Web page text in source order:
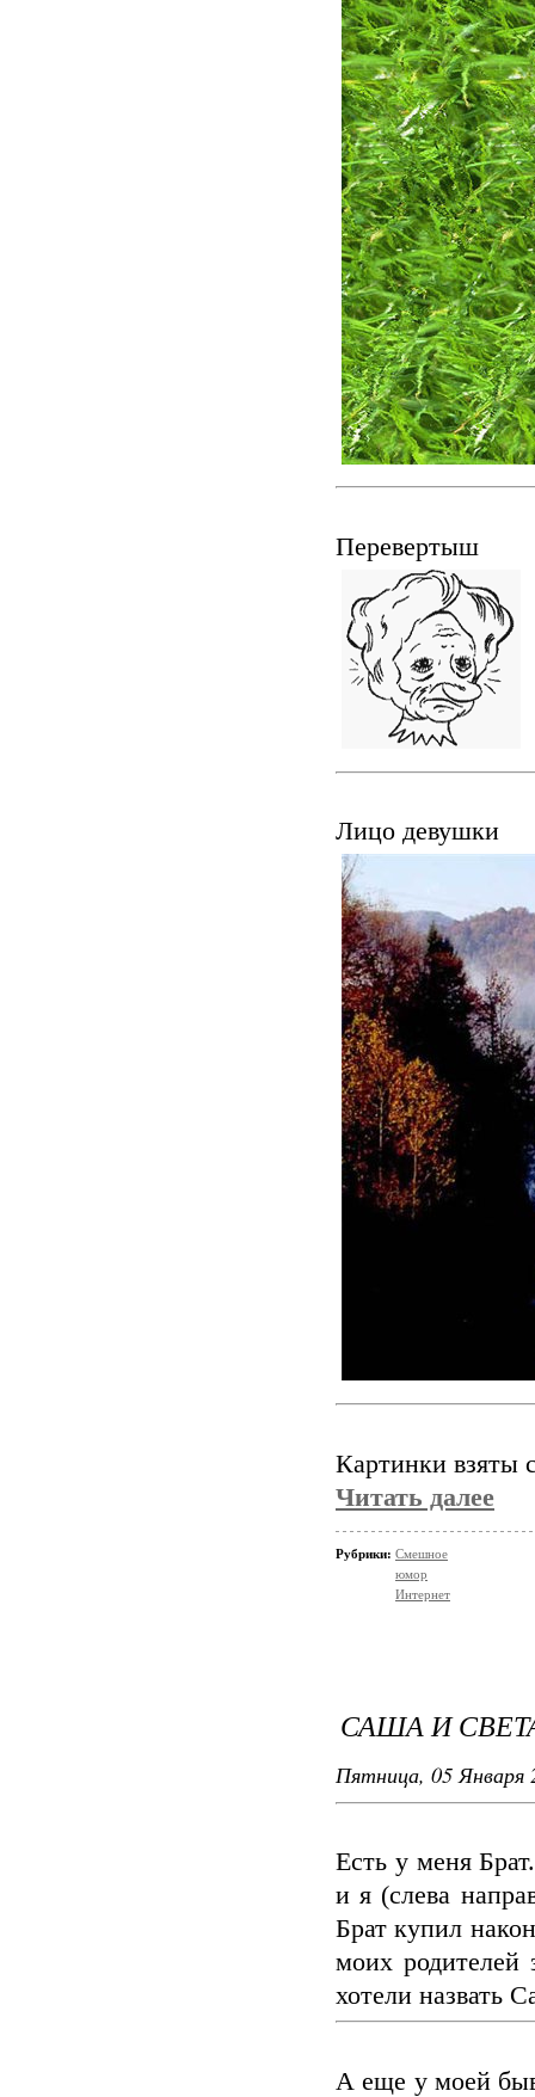
Перевертыш
Лицо девушки
Картинки взяты
Читать далее
Рубрики: Смешное
юмор
Интернет
САША И
Пятница, 05 Января
Есть у меня
и я (слева
Брат купил
моих
хотели назвать
А еще у моей